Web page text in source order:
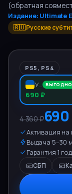
(обратная
Издание: Ultimate
🇷🇺 Русские
PS5, PS4
Украина
ВЫГОДНО
690 ₽
4 360 ₽
Активация на
Выдача 5–30
Гарантия 1 год
СБП